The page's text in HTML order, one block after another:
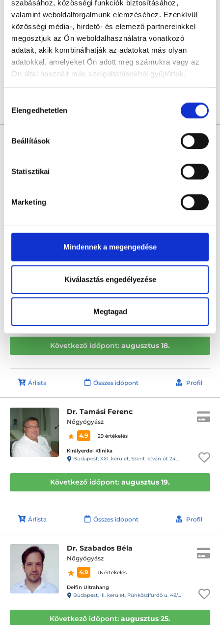
szabásához, közösségi funkciók biztosításához,
valamint weboldalforgalmunk elemzéséhez. Ezenkívül
közösségi média-, hirdető- és elemező partnereinkkel
megosztjuk az Ön weboldalhasználatra vonatkozó
adatait, akik kombinálhatják az adatokat más olyan
adatokkal, amelyeket Ön adott meg számukra vagy az
Ön által használt más szolgáltatásokból gyűjtöttek.
szabályzat:https://foglaljorvost.hu/info/foglaljorvost-
kiválasztása
Elengedhetetlen
Beállítások
Statisztikai
Marketing
Mindennek a megengedése
Kiválasztás engedélyezése
Megtagad
Dr. Orendt Jácint
Nőgyógyász
4.9
635 értékelés
Dr. Orendt Jácint Szülészet-Nőgyógyászat
Siófok, Fő utca 174-176 , Átrium Üzletház I. emelet
Következő időpont:augusztus 12.
Árlista Profil
Összes időpont
Dr. Lőrincz Anita
5.0
20 értékelés
L33 Medical - Budaörs
Következő időpont: augusztus 18.
Árlista Összes időpont Profil
Dr. Tamási Ferenc
Nőgyógyász
4.9
29 értékelés
Királyerdei Klinika
Budapest, XXI. kerület, Szent István út 248-250.
Következő időpont: augusztus 19.
Árlista Összes időpont Profil
Dr. Szabados Béla
Nőgyógyász
4.9
16 értékelés
Delfin Ultrahang
Budapest, III. kerület, Pünkösdfürdő u. 48/B
Következő időpont: augusztus 25.